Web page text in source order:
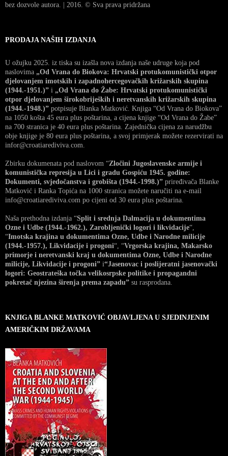
bez dozvole autora. | 2016. © Sva prava pridržana
PRODAJA NAŠIH IZDANJA
U ožujku 2025. iz tiska su izašla nova izdanja naše udruge koja pod
naslovima „Od Vrana do Biokova: Hrvatski protukomunistički otpor
djelovanjem imotskih i zapadnohercegovačkih križarskih skupina
(1944.-1951.)” i „Od Vrana do Žabe: Hrvatski protukomunistički
otpor djelovanjem širokobrijeških i neretvanskih križarskih skupina
(1944.-1948.)” potpisuje Blanka Matković. Knjiga “Od Vrana do Biokova”
na 1050 košta 45 eura plus poštarina, a cijena knjige “Od Vrana do Žabe”
na 700 stranica je 40 eura plus poštarina. Zajednička cijena za narudžbu
obje knjige je 80 eura plus poštarina, a svoj primjerak možete rezervirati na
infor@croatiarediviva.com.
Zbirku dokumenata pod naslovom “Zločini Jugoslavenske armije i
komunistička represija u Lici i gradu Gospiću 1945. godine:
Dokumenti, svjedočanstva i grobišta (1944.-1998.)” priređivača Blanke
Matković i Ranka Topića na 1000 stranica možete naručiti na e-mail
info@croatiarediviva.com po cijeni od 30 eura plus poštarina.
Naša prethodna izdanja “Split i srednja Dalmacija u dokumentima
Ozne i Udbe (1944.-1962.), Zarobljenički logori i likvidacije“,
“Imotska krajina u dokumentima Ozne, Udbe i Narodne milicije
(1944.-1957.), Likvidacije i progoni“, “Vrgorska krajina, Makarsko
primorje i neretvanski kraj u dokumentima Ozne, Udbe i Narodne
milicije, Likvidacije i progoni” i“Jasenovac i poslijeratni jasenovački
logori: Geostrateška točka velikosrpske politike i propagandni
pokretač njezina širenja prema zapadu” su rasprodana.
KNJIGA BLANKE MATKOVIĆ OBJAVLJENA U SJEDINJENIM
AMERIČKIM DRŽAVAMA